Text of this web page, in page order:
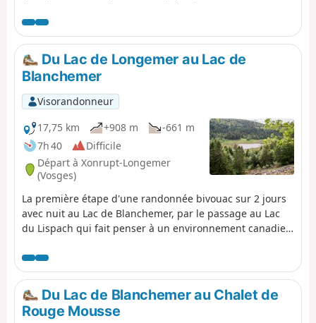
le parcours remonte sur les hauteurs de La Bresse-
Hohneck, avant de rejoindre le Lac de la Lande, la ferme-
auberge du Schmargult et la célèbre Route des Crêtes.
La randonnée se poursuit par une longue descente
passant par le refuge du Sotré, le Lac de Retournemer et
les rives du Lac de Longemer, avant de rejoindre le cœur
de Xonrupt-Longemer. Une étape variée mêlant forêts,
chaumes d'altitude, lacs glaciaires et panoramas
remarquables.
Du Lac de Longemer au Lac de
Blanchemer
Visorandonneur
17,75 km
+908 m
-661 m
7h 40
Difficile
Départ à Xonrupt-Longemer
(Vosges)
La première étape d'une randonnée bivouac sur 2 jours
avec nuit au Lac de Blanchemer, par le passage au Lac
du Lispach qui fait penser à un environnement canadien
vue pourraient résumer cette première étape.
Du Lac de Blanchemer au Chalet de
Rouge Mousse